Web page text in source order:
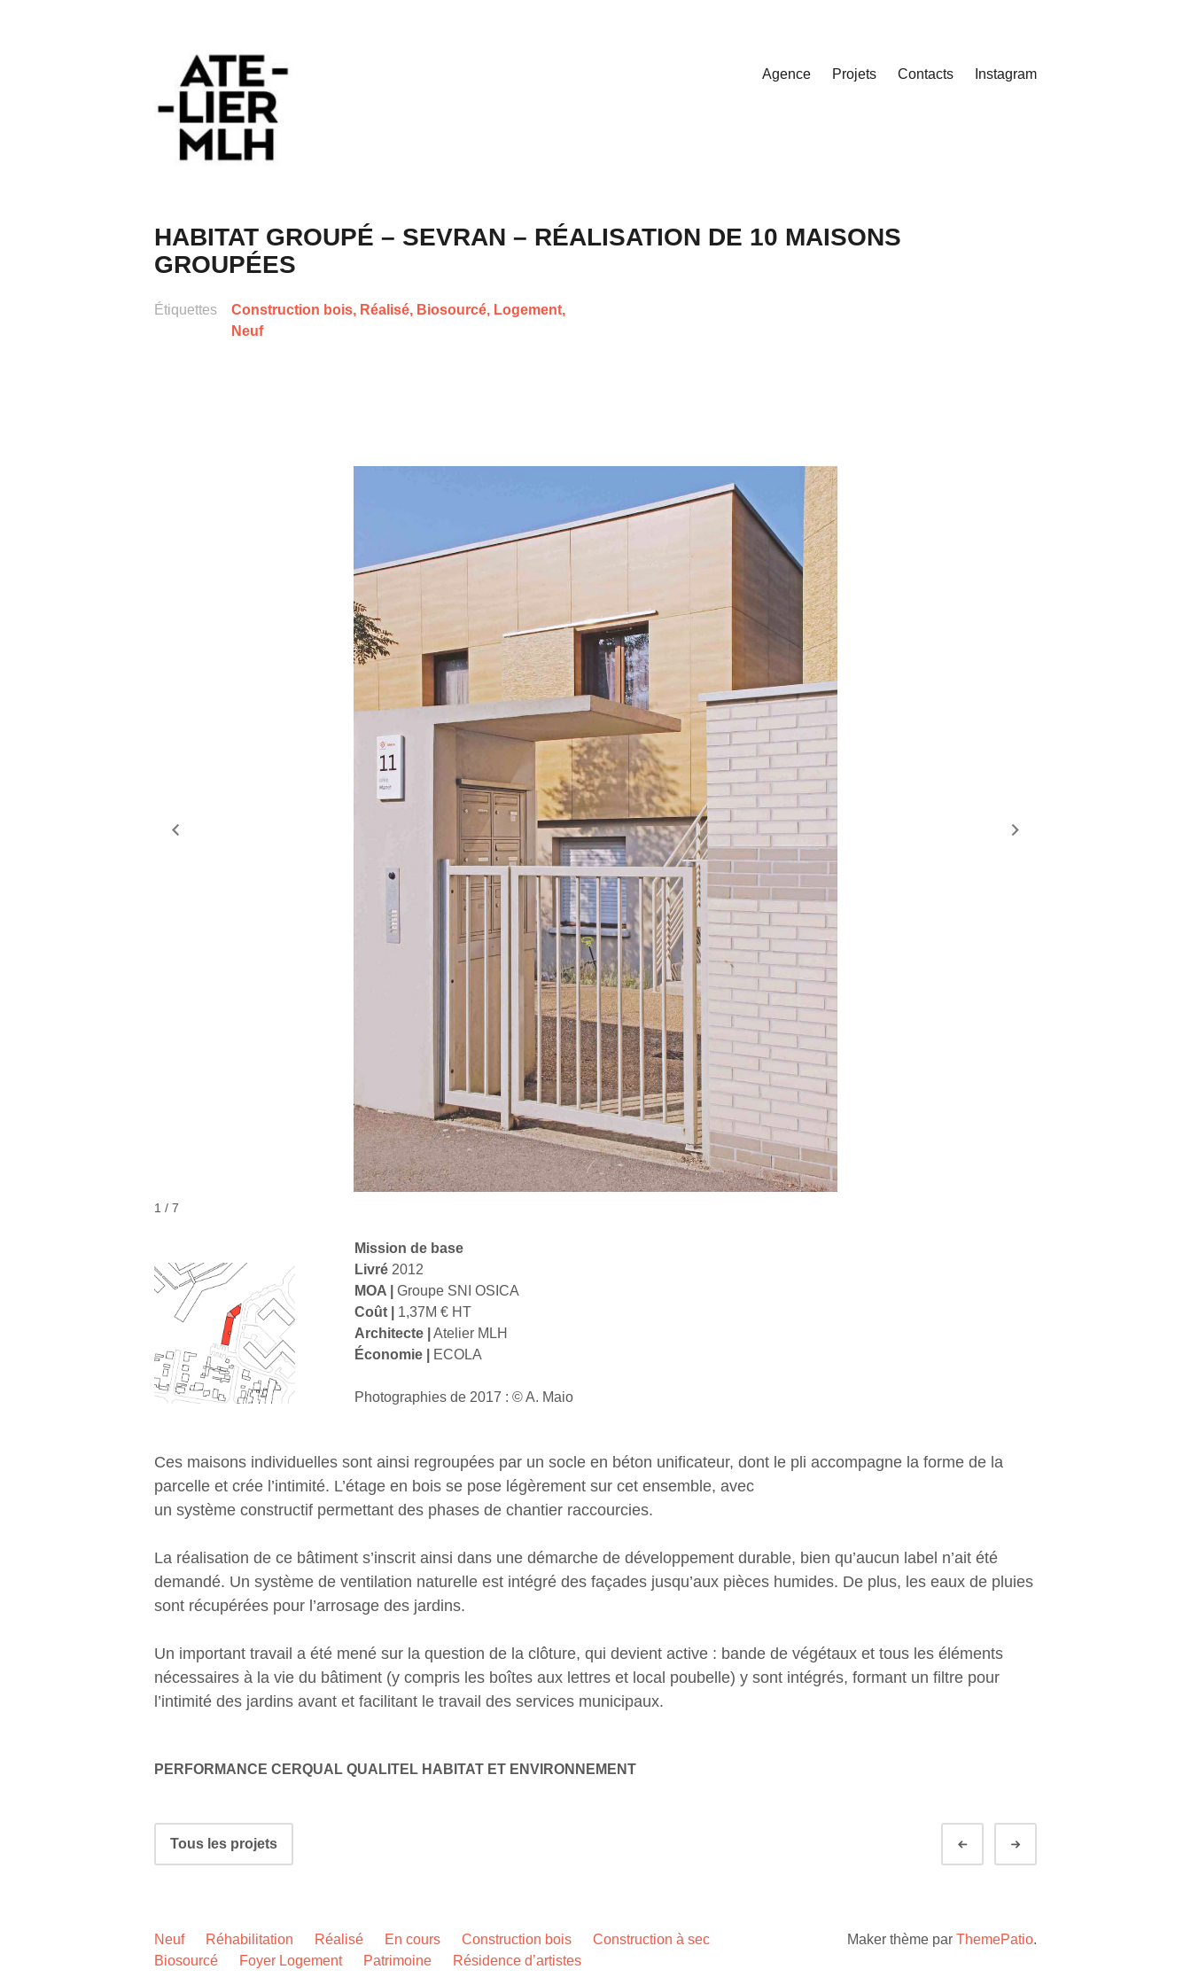
contenu
principal
MLH
Agence Projets Contacts Instagram
HABITAT GROUPÉ – SEVRAN – RÉALISATION DE 10 MAISONS
GROUPÉES
Étiquettes Construction bois, Réalisé, Biosourcé, Logement,
Neuf
1 / 7
Mission de base
Livré 2012
MOA |
Groupe SNI OSICA
Coût |
1,37M € HT
Architecte |
Atelier MLH
Économie |
ECOLA
Photographies de 2017 : © A. Maio
Ces maisons individuelles sont ainsi regroupées par un socle en béton unificateur, dont le pli accompagne la forme de la
parcelle et crée l’intimité. L’étage en bois se pose légèrement sur cet ensemble, avec
un système constructif permettant des phases de chantier raccourcies.
La réalisation de ce bâtiment s’inscrit ainsi dans une démarche de développement durable, bien qu’aucun label n’ait été
demandé. Un système de ventilation naturelle est intégré des façades jusqu’aux pièces humides. De plus, les eaux de pluies
sont récupérées pour l’arrosage des jardins.
Un important travail a été mené sur la question de la clôture, qui devient active : bande de végétaux et tous les éléments
nécessaires à la vie du bâtiment (y compris les boîtes aux lettres et local poubelle) y sont intégrés, formant un filtre pour
l’intimité des jardins avant et facilitant le travail des services municipaux.
PERFORMANCE CERQUAL QUALITEL HABITAT ET ENVIRONNEMENT
Navigation
de
Portfolio
Tous les projets
Neuf Réhabilitation Réalisé En cours Construction bois
Construction à sec
Biosourcé
Foyer Logement Patrimoine Résidence d’artistes
Maker thème par ThemePatio.